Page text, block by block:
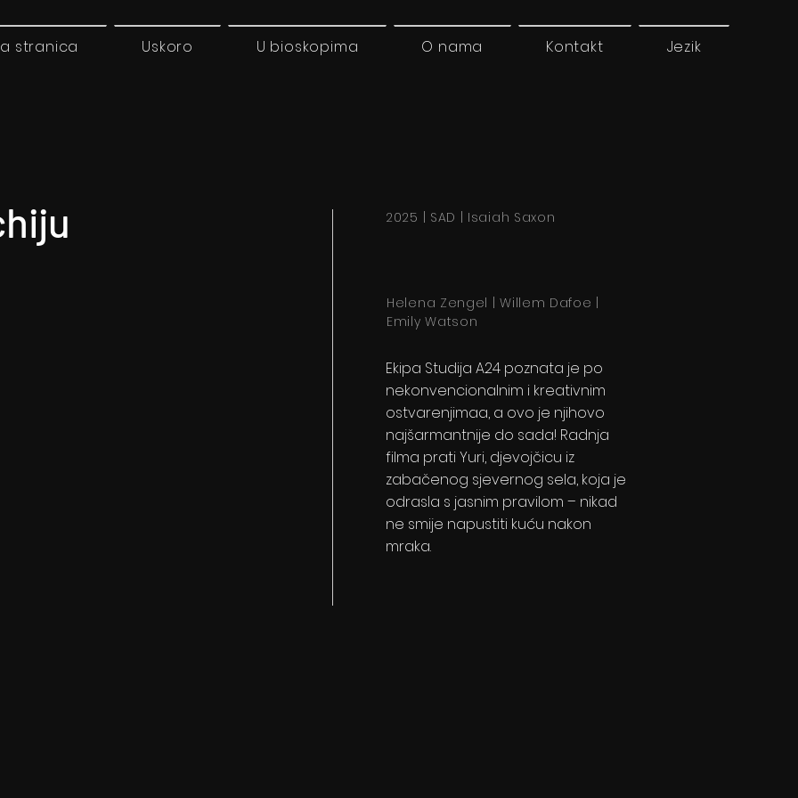
stranica Uskoro U bioskopima O nama Kontakt Jezik
2025 | SAD | Isaiah Saxon
Helena Zengel | Willem Dafoe |
Emily Watson
Ekipa Studija A24 poznata je po
nekonvencionalnim i kreativnim
ostvarenjimaa, a ovo je njihovo
najšarmantnije do sada! Radnja
filma prati Yuri, djevojčicu iz
zabačenog sjevernog sela, koja je
odrasla s jasnim pravilom – nikad
ne smije napustiti kuću nakon
mraka.